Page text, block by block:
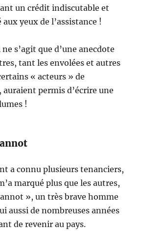
un crédit indiscutable et
yeux de l’assistance !
s’agit que d’une anecdote
tant les envolées et autres
« acteurs » de
auraient permis d’écrire une
!
a connu plusieurs tenanciers,
marqué plus que les autres,
», un très brave homme
aussi de nombreuses années
de revenir au pays.